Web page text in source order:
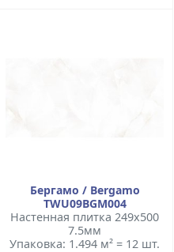
Бергамо / Bergamo
TWU09BGM004
Настенная плитка 249x500
7.5мм
Упаковка: 1.494 м² = 12 шт.